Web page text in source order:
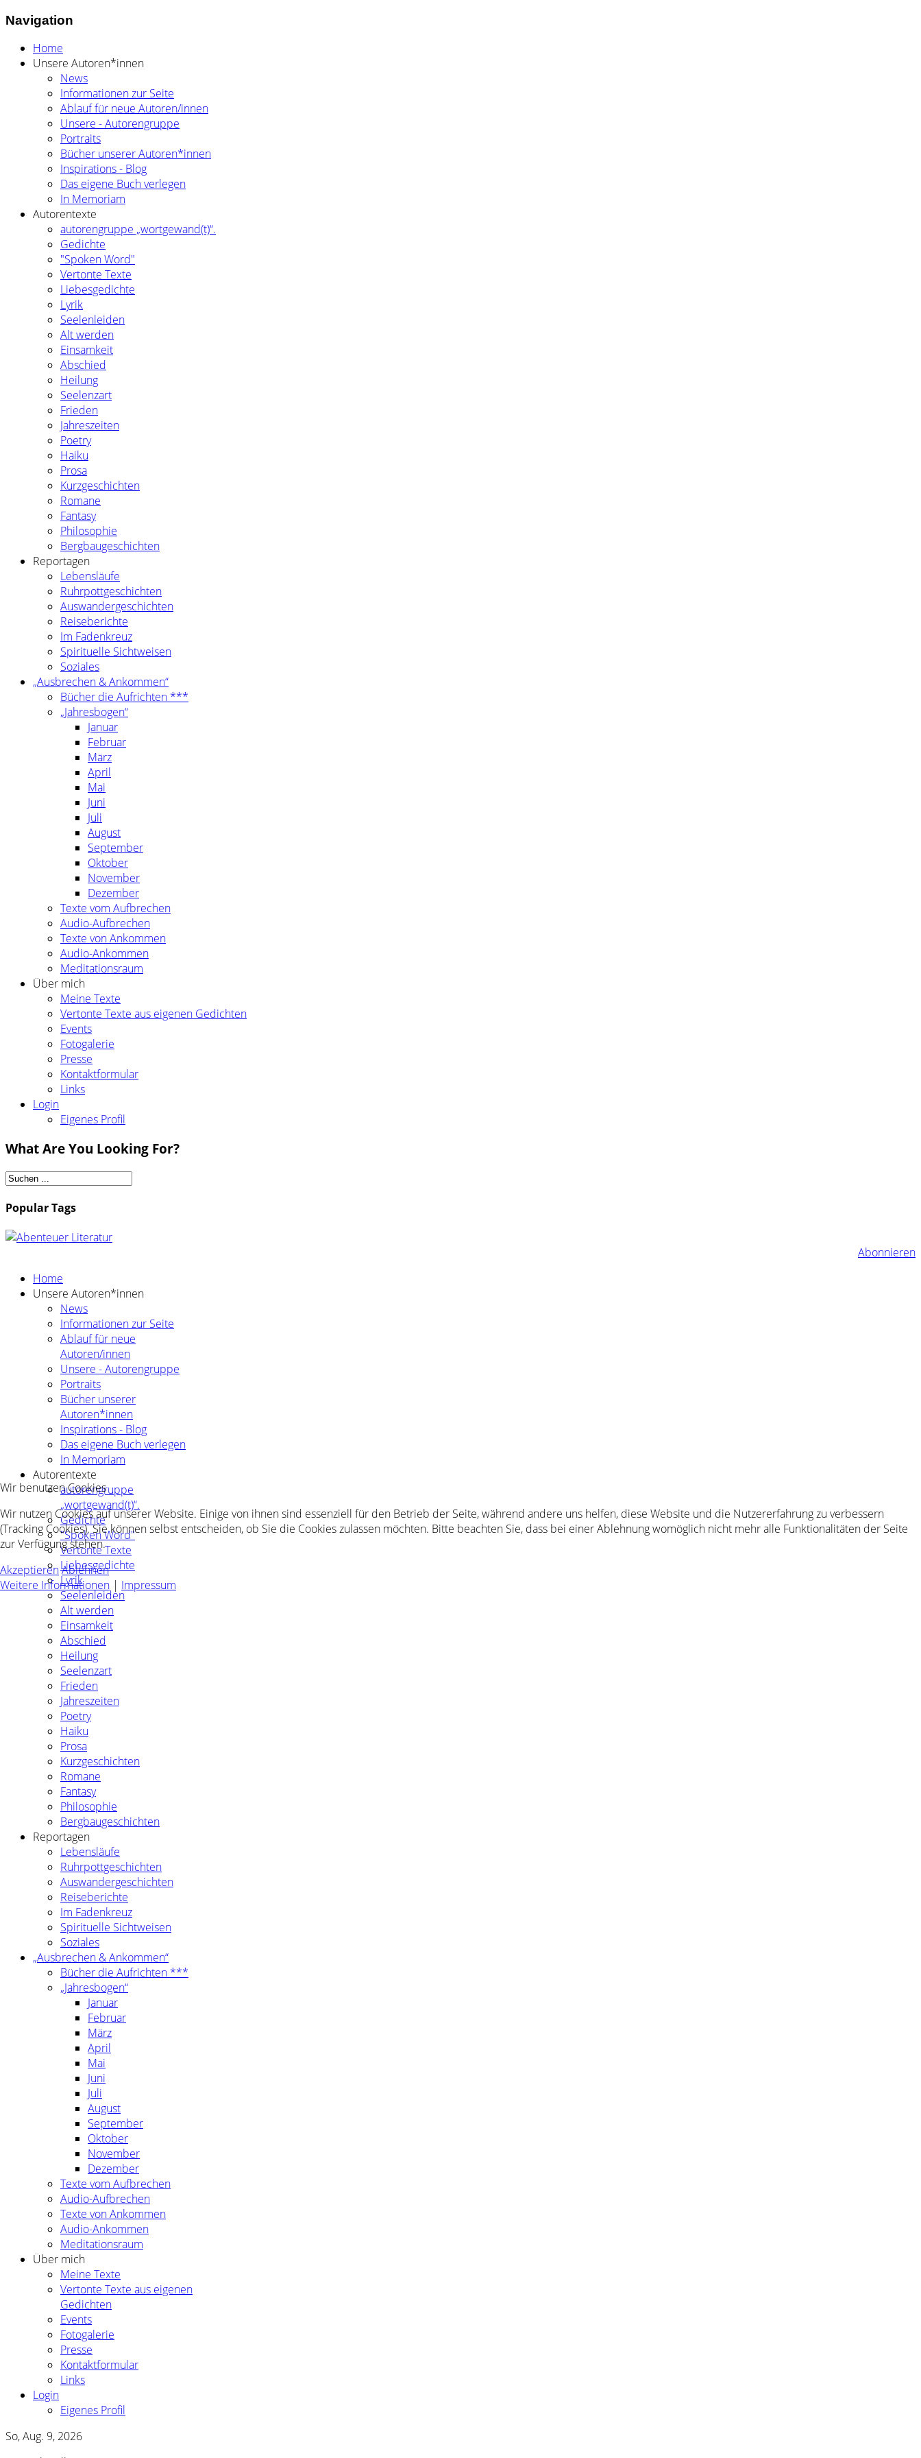
Navigation
Home
Unsere Autoren*innen
News
Informationen zur Seite
Ablauf für neue Autoren/innen
Unsere - Autorengruppe
Portraits
Bücher unserer Autoren*innen
Inspirations - Blog
Das eigene Buch verlegen
In Memoriam
Autorentexte
autorengruppe „wortgewand(t)“.
Gedichte
"Spoken Word"
Vertonte Texte
Liebesgedichte
Lyrik
Seelenleiden
Alt werden
Einsamkeit
Abschied
Heilung
Seelenzart
Frieden
Jahreszeiten
Poetry
Haiku
Prosa
Kurzgeschichten
Romane
Fantasy
Philosophie
Bergbaugeschichten
Reportagen
Lebensläufe
Ruhrpottgeschichten
Auswandergeschichten
Reiseberichte
Im Fadenkreuz
Spirituelle Sichtweisen
Soziales
„Ausbrechen & Ankommen“
Bücher die Aufrichten ***
„Jahresbogen“
Januar
Februar
März
April
Mai
Juni
Juli
August
September
Oktober
November
Dezember
Texte vom Aufbrechen
Audio-Aufbrechen
Texte von Ankommen
Audio-Ankommen
Meditationsraum
Über mich
Meine Texte
Vertonte Texte aus eigenen Gedichten
Events
Fotogalerie
Presse
Kontaktformular
Links
Login
Eigenes Profil
What Are You Looking For?
Popular Tags
Abonnieren
Home
Unsere Autoren*innen
News
Informationen zur Seite
Ablauf für neue
Autoren/innen
Unsere - Autorengruppe
Portraits
Bücher unserer
Autoren*innen
Inspirations - Blog
Das eigene Buch verlegen
In Memoriam
Autorentexte
autorengruppe
„wortgewand(t)“.
Gedichte
"Spoken Word"
Vertonte Texte
Liebesgedichte
Lyrik
Seelenleiden
Alt werden
Einsamkeit
Abschied
Heilung
Seelenzart
Frieden
Jahreszeiten
Poetry
Haiku
Prosa
Kurzgeschichten
Romane
Fantasy
Philosophie
Bergbaugeschichten
Reportagen
Lebensläufe
Ruhrpottgeschichten
Auswandergeschichten
Reiseberichte
Im Fadenkreuz
Spirituelle Sichtweisen
Soziales
„Ausbrechen & Ankommen“
Bücher die Aufrichten ***
„Jahresbogen“
Januar
Februar
März
April
Mai
Juni
Juli
August
September
Oktober
November
Dezember
Texte vom Aufbrechen
Audio-Aufbrechen
Texte von Ankommen
Audio-Ankommen
Meditationsraum
Über mich
Meine Texte
Vertonte Texte aus eigenen
Gedichten
Events
Fotogalerie
Presse
Kontaktformular
Links
Login
Eigenes Profil
So, Aug. 9, 2026
Wir benutzen Cookies
Wir nutzen Cookies auf unserer Website. Einige von ihnen sind essenziell für den Betrieb der Seite, während andere uns helfen, diese Website und die Nutzererfahrung zu verbessern
(Tracking Cookies). Sie können selbst entscheiden, ob Sie die Cookies zulassen möchten. Bitte beachten Sie, dass bei einer Ablehnung womöglich nicht mehr alle Funktionalitäten der Seite
zur Verfügung stehen.
AkzeptierenAblehnen
Weitere Informationen | Impressum